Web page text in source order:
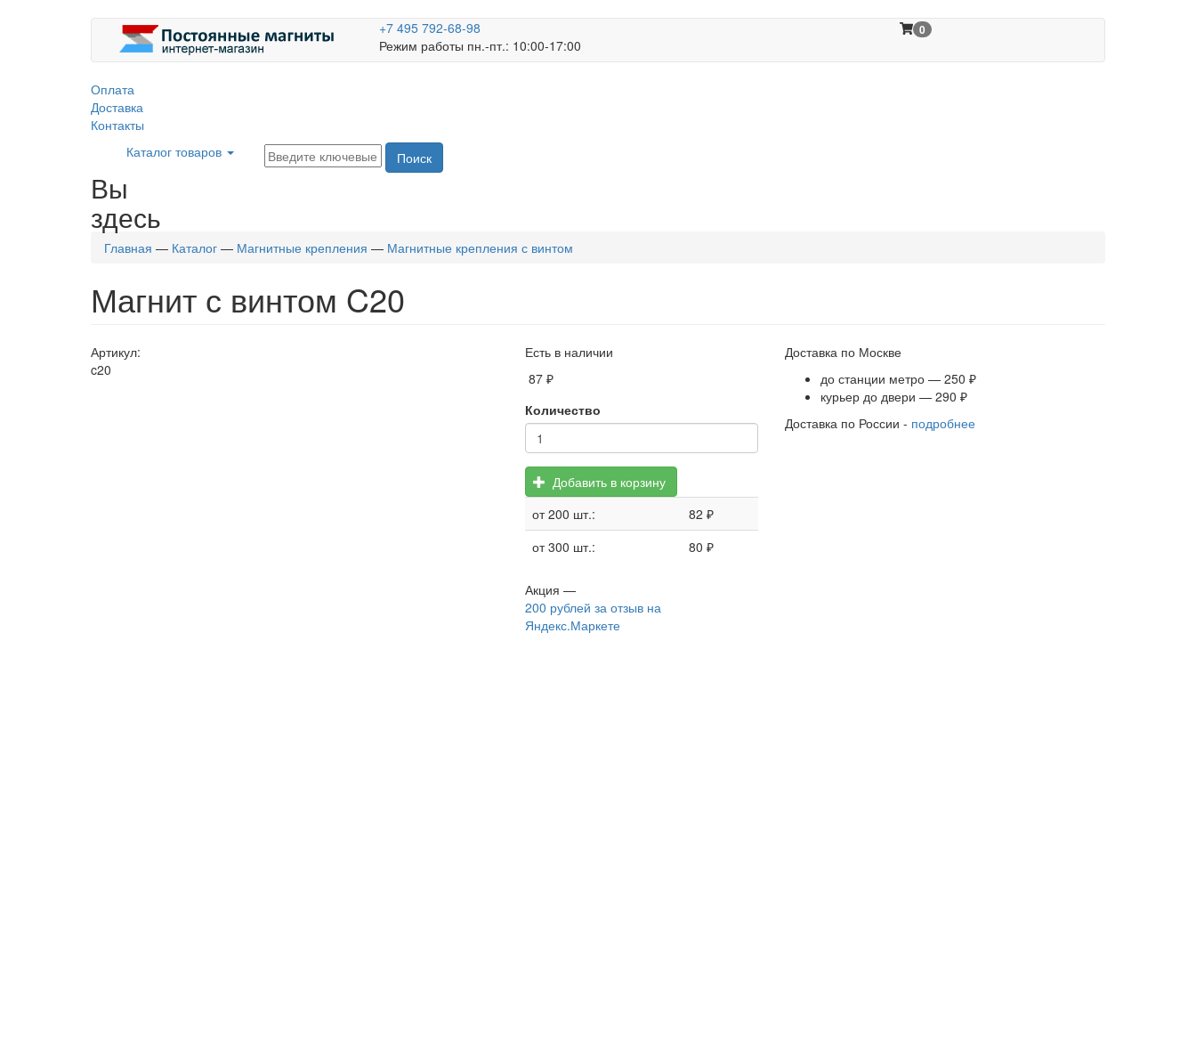
+7 495 792-68-98
Режим работы пн.-пт.: 10:00-17:00
0
Оплата
Доставка
Контакты
Каталог товаров
Поиск
Вы
здесь
Главная — Каталог — Магнитные крепления — Магнитные крепления с винтом
Магнит с винтом C20
Артикул:
c20
Есть в наличии
87 ₽
Количество
Добавить в корзину
от 200 шт.:
82 ₽
от 300 шт.:
80 ₽
Акция —
200 рублей за отзыв на
Яндекс.Маркете
Доставка по Москве
до станции метро — 250 ₽
курьер до двери — 290 ₽
Доставка по России - подробнее